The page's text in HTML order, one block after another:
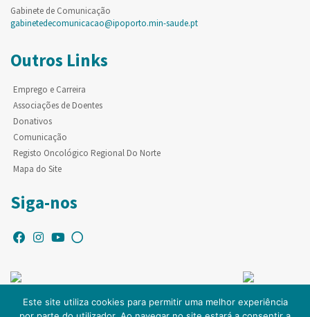
Gabinete de Comunicação
gabinetedecomunicacao@ipoporto.min-saude.pt
Outros Links
Emprego e Carreira
Associações de Doentes
Donativos
Comunicação
Registo Oncológico Regional Do Norte
Mapa do Site
Siga-nos
Este site utiliza cookies para permitir uma melhor experiência